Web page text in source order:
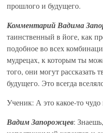
прошлого и будущего.
Комментарий Вадима
таинственный в йоге, как
подобное во всех
мудрецах, к которым ты
того, они могут рассказать
будущего. Это всегда
Ученик: А это какое-то
Вадим Запорожцев: